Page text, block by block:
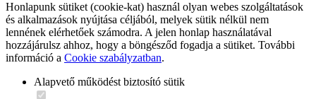
Honlapunk sütiket (cookie-kat) használ olyan webes szolgáltatások
és alkalmazások nyújtása céljából, melyek sütik nélkül nem
lennének elérhetőek számodra. A jelen honlap használatával
hozzájárulsz ahhoz, hogy a böngésződ fogadja a sütiket. További
információ a Cookie szabályzatban.
Alapvető működést biztosító sütik